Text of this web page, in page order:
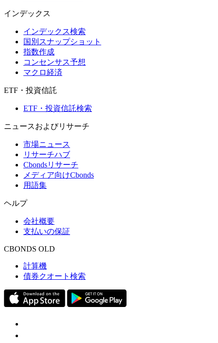
インデックス
インデックス検索
国別スナップショット
指数作成
コンセンサス予想
マクロ経済
ETF・投資信託
ETF・投資信託検索
ニュースおよびリサーチ
市場ニュース
リサーチハブ
Cbondsリサーチ
メディア向けCbonds
用語集
ヘルプ
会社概要
支払いの保証
CBONDS OLD
計算機
債券クオート検索